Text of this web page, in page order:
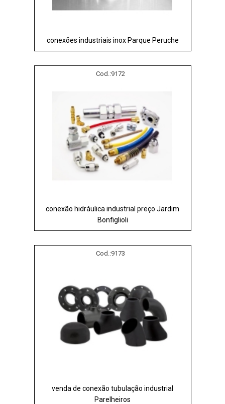
conexões industriais inox Parque Peruche
Cod.:9172
conexão hidráulica industrial preço Jardim
Bonfiglioli
Cod.:9173
venda de conexão tubulação industrial
Parelheiros